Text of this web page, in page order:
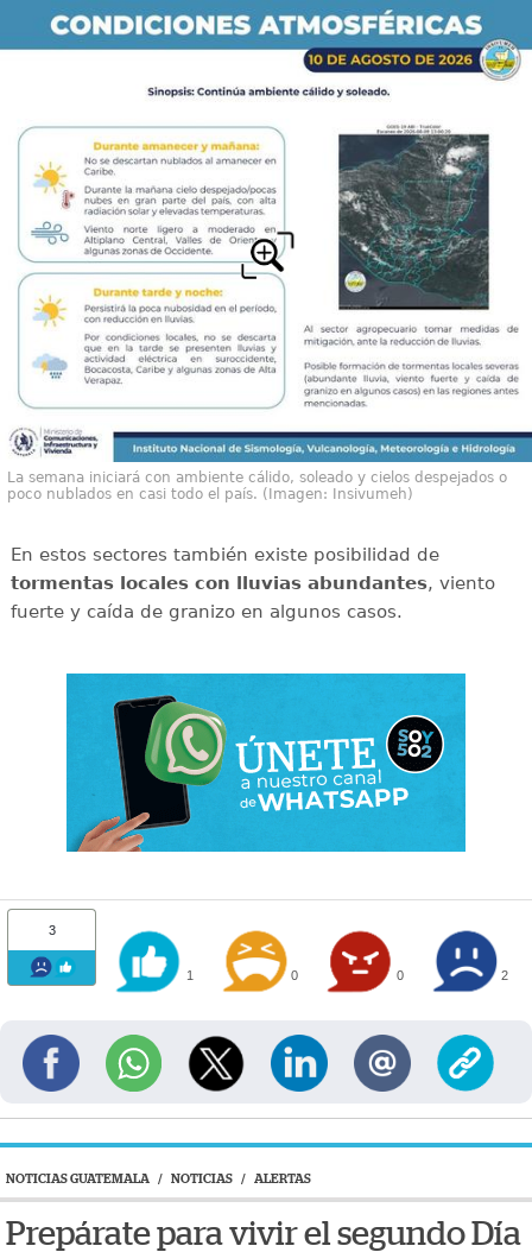
La semana iniciará con ambiente cálido, soleado y cielos despejados o
poco nublados en casi todo el país. (Imagen: Insivumeh)
En estos sectores también existe posibilidad de
tormentas locales con lluvias abundantes, viento
fuerte y caída de granizo en algunos casos.
3
1 0 0 2
NOTICIAS GUATEMALA / NOTICIAS / ALERTAS
Prepárate para vivir el segundo Día